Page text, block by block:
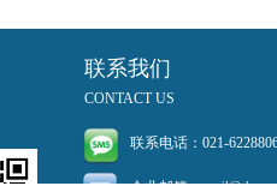
联系电话：021-
企业邮箱：
联系我们
CONTACT US